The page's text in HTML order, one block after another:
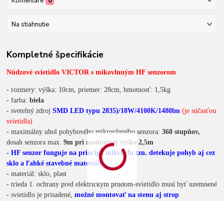
Na stiahnutie
Kompletné špecifikácie
Núdzové svietidlo VICTOR s mikovlnným HF senzorom
- rozmery: výška: 10cm, priemer: 28cm, hmotnosť: 1,5kg
- farba:biela
- svetelný zdrojSMD LED typu 2835)/18W/4100K/1480lm (je súčasťou
svietidla)
- maximálny uhol pohybového mikrovlnného senzora:360 stupňov,
dosah senzora max.9m pri montážnej výške 2,5m
- HF senzor funguje na princípe mikrovĺn tzn. detekuje pohyb aj cez
sklo a ľahké stavebné materiály
- materiál: sklo, plast
- trieda 1. ochrany pred elektrickým prúdom-svietidlo musí byť uzemnené
- svietidlo je prisadené,možné montovať na stenu aj strop